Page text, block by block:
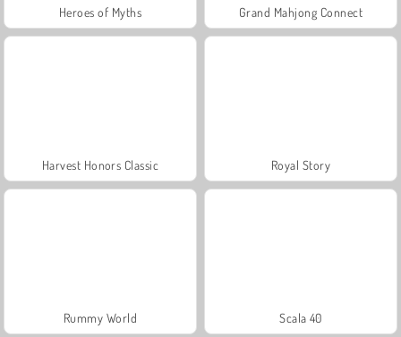
Heroes of Myths Grand Mahjong Connect
Harvest Honors Classic Royal Story
Rummy World Scala 40